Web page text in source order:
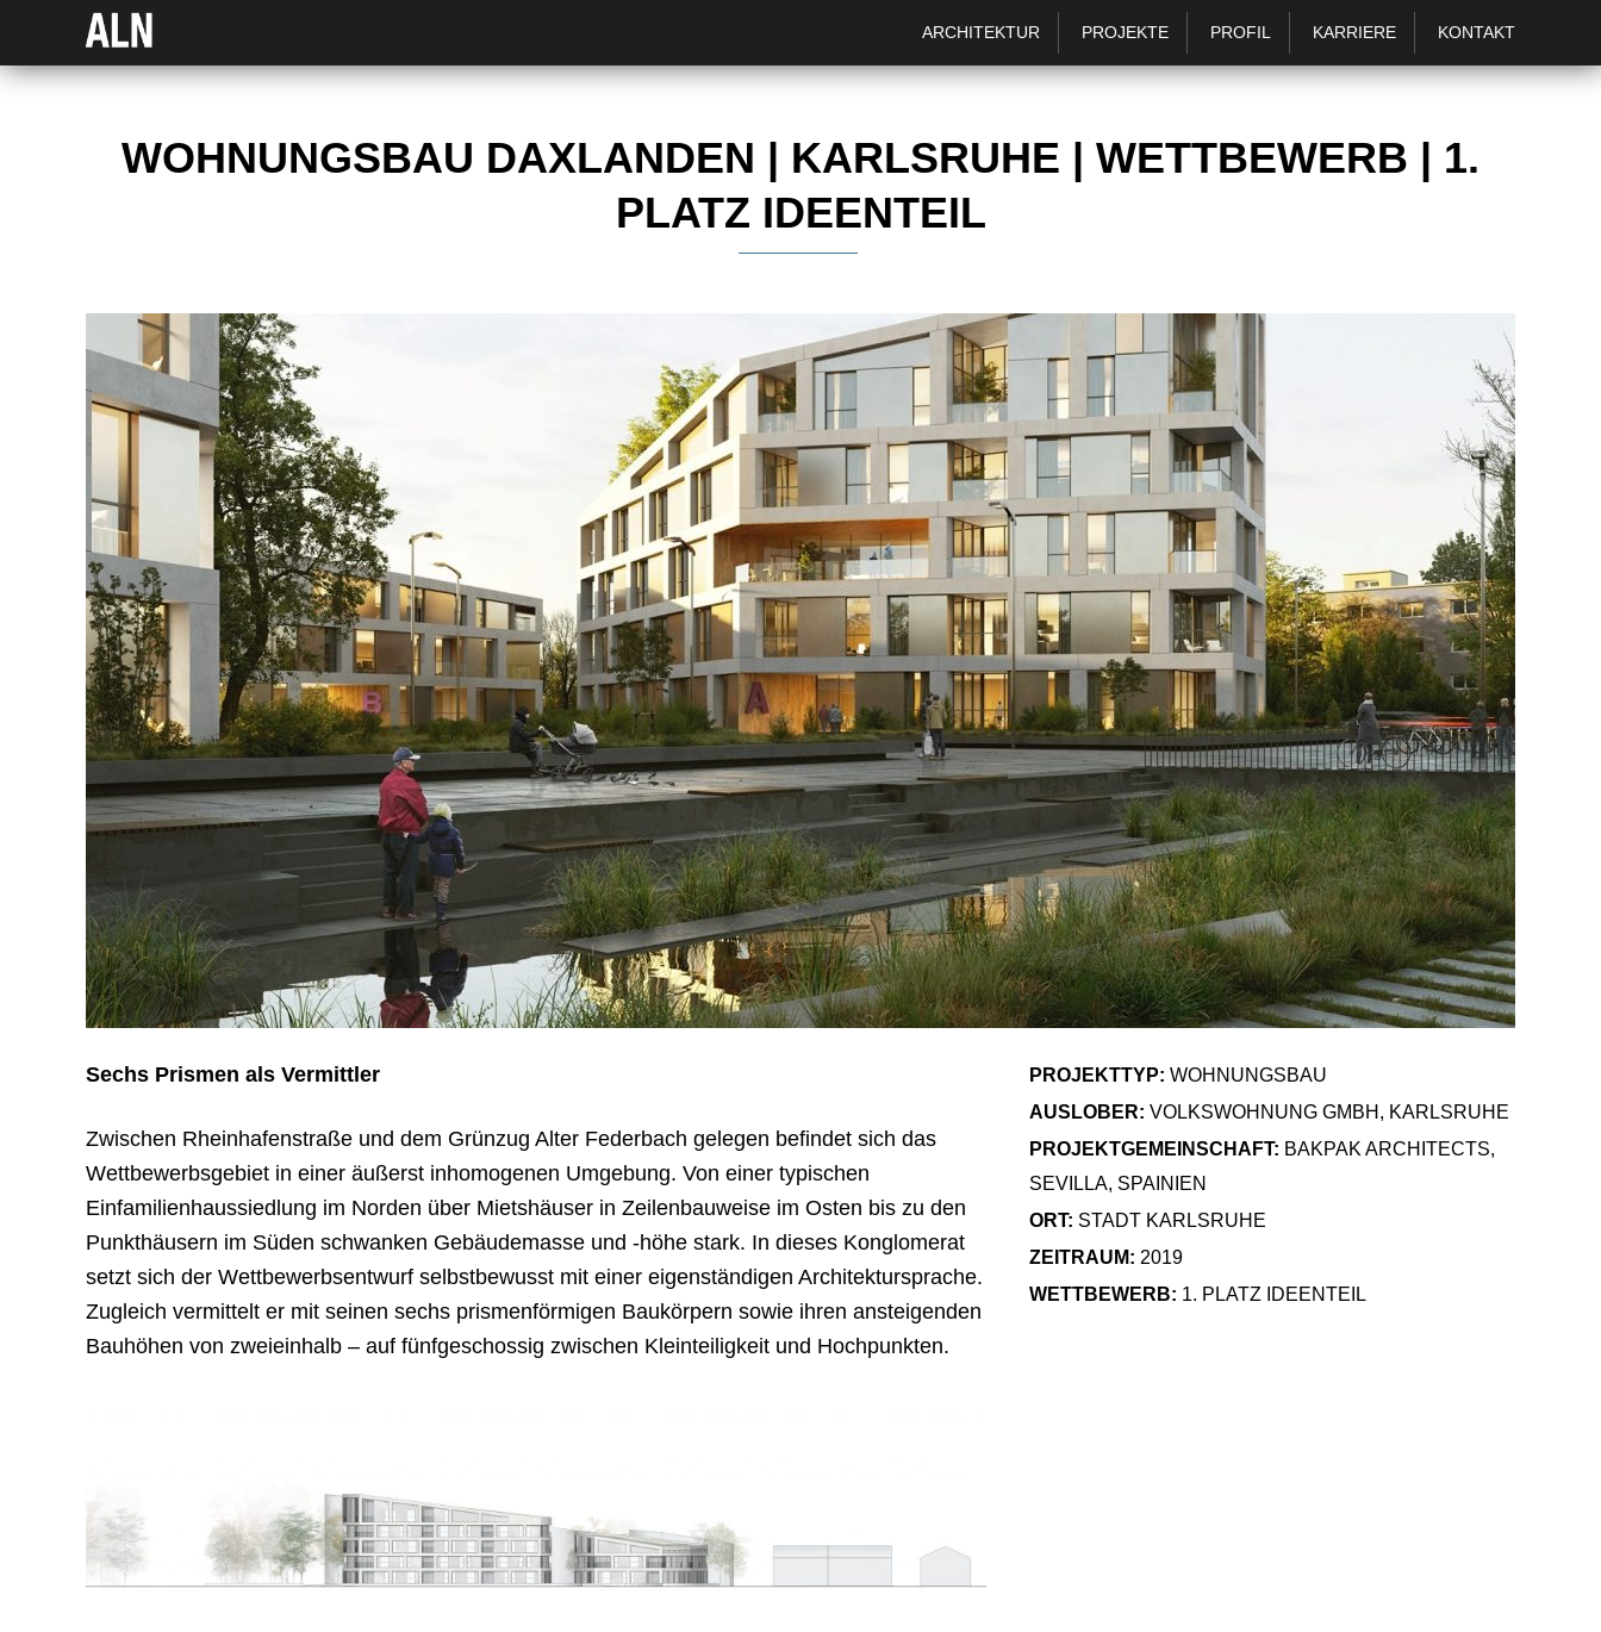
ARCHITEKTUR PROJEKTE PROFIL KARRIERE KONTAKT
WOHNUNGSBAU DAXLANDEN | KARLSRUHE | WETTBEWERB | 1.
PLATZ IDEENTEIL
Sechs Prismen als Vermittler
Zwischen Rheinhafenstraße und dem Grünzug Alter Federbach gelegen befindet sich das
Wettbewerbsgebiet in einer äußerst inhomogenen Umgebung. Von einer typischen
Einfamilienhaussiedlung im Norden über Mietshäuser in Zeilenbauweise im Osten bis zu den
Punkthäusern im Süden schwanken Gebäudemasse und -höhe stark. In dieses Konglomerat
setzt sich der Wettbewerbsentwurf selbstbewusst mit einer eigenständigen Architektursprache.
Zugleich vermittelt er mit seinen sechs prismenförmigen Baukörpern sowie ihren ansteigenden
Bauhöhen von zweieinhalb – auf fünfgeschossig zwischen Kleinteiligkeit und Hochpunkten.
PROJEKTTYP: WOHNUNGSBAU
AUSLOBER: VOLKSWOHNUNG GMBH, KARLSRUHE
PROJEKTGEMEINSCHAFT: BAKPAK ARCHITECTS,
SEVILLA, SPAINIEN
ORT: STADT KARLSRUHE
ZEITRAUM: 2019
WETTBEWERB: 1. PLATZ IDEENTEIL